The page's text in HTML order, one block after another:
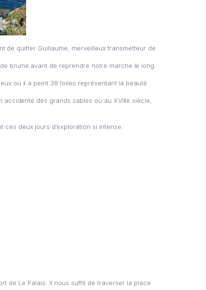
de quitter Guillaume, merveilleux transmetteur de
brume avant de reprendre notre marche le long
où il a peint 39 toiles représentant la beauté
des grands sables où au XVIIIè siècle,
deux jours d’exploration si intense.
de Le Palais. Il nous suffit de traverser la place